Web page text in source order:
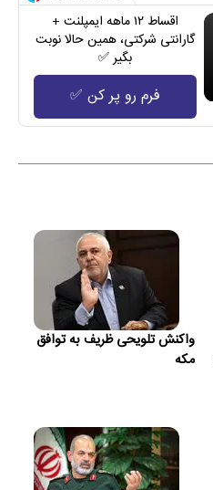
اقساط ۱۲ ماهه ایمپلنت +
گارانتی شرکتی، همین حالا نوبت
بگیر ✅
فرم رو پر کن ✅
واکنش تلویحی ظریف به توافق
مکه